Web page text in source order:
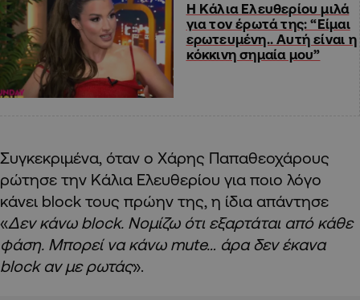
H Kάλια Ελευθερίου μιλά
για τον έρωτά της: “Είμαι
ερωτευμένη.. Αυτή είναι η
κόκκινη σημαία μου”
Συγκεκριμένα, όταν ο Χάρης Παπαθεοχάρους
ρώτησε την Κάλια Ελευθερίου για ποιο λόγο
κάνει block τους πρώην της, η ίδια απάντησε
«Δεν κάνω block. Νομίζω ότι εξαρτάται από κάθε
φάση. Μπορεί να κάνω mute… άρα δεν έκανα
block αν με ρωτάς».